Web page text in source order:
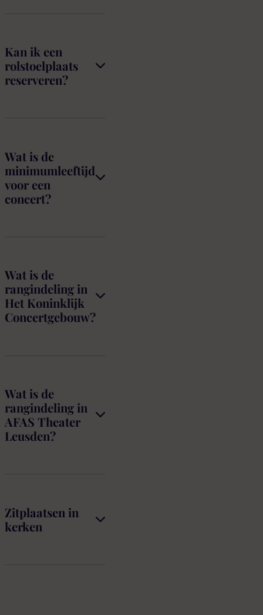
Kan ik een
rolstoelplaats
reserveren?
Wat is de
minimumleeftijd
voor een
concert?
Wat is de
rangindeling in
Het Koninklijk
Concertgebouw?
Wat is de
rangindeling in
AFAS Theater
Leusden?
Zitplaatsen in
kerken